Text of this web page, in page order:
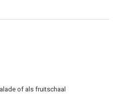
of als fruitschaal